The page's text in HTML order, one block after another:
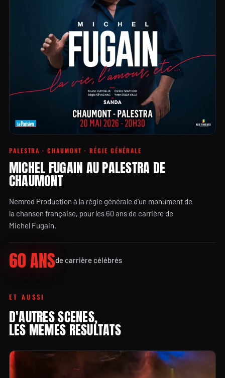
PALESTRA · CHAUMONT · RÉGIE GÉNÉRALE
MICHEL FUGAIN AU PALESTRA DE
CHAUMONT
Nemrod Production à la régie générale d'un monument de
la chanson française, pour les 60 ans de carrière de
Michel Fugain.
60 ANSde carrière célébrés
ET AUSSI
D'AUTRES SCENES,
LES MEMES RESULTATS